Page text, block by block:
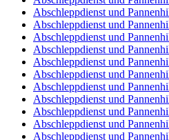
Abschleppdienst und
Abschleppdienst und
Abschleppdienst und
Abschleppdienst und
Abschleppdienst und
Abschleppdienst und
Abschleppdienst und
Abschleppdienst und
Abschleppdienst und
Abschleppdienst und
Abschleppdienst und